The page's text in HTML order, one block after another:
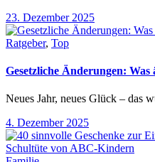
23. Dezember 2025
Ratgeber, Top
Gesetzliche Änderungen: Was
Neues Jahr, neues Glück – das
4. Dezember 2025